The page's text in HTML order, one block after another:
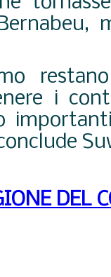
restano
i
DEL